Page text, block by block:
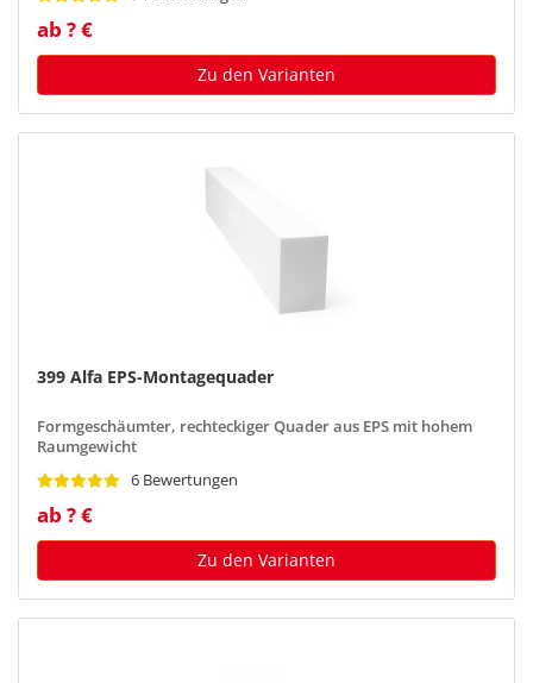
ab ? €
Zu den Varianten
399 Alfa EPS-Montagequader
Formgeschäumter, rechteckiger Quader aus EPS mit hohem
Raumgewicht
6 Bewertungen
ab ? €
Zu den Varianten